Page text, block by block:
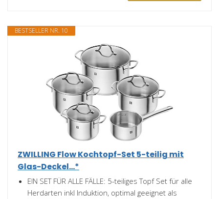
BESTSELLER NR. 10
ZWILLING Flow Kochtopf-Set 5-teilig mit
Glas-Deckel...*
EIN SET FÜR ALLE FÄLLE: 5-teiliges Topf Set für alle
Herdarten inkl Induktion, optimal geeignet als